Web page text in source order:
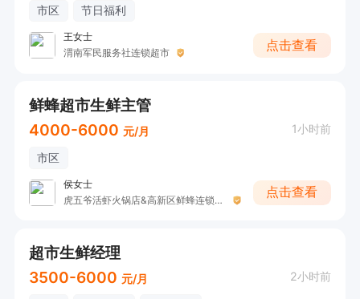
市区 节日福利
王女士
渭南军民服务社连锁超市
点击查看
鲜蜂超市生鲜主管
4000-6000 元/月 1小时前
市区
侯女士
虎五爷活虾火锅店&高新区鲜蜂连锁生活超市
点击查看
超市生鲜经理
3500-6000 元/月 2小时前